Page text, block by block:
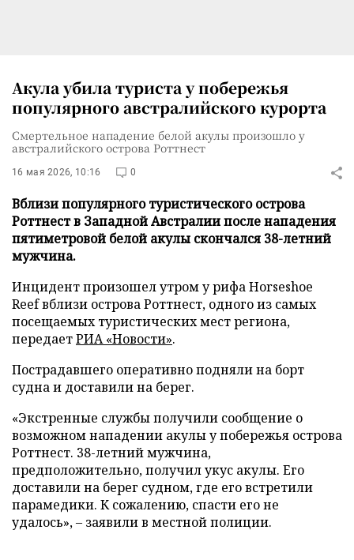
Акула убила туриста у побережья
популярного австралийского курорта
Смертельное нападение белой акулы произошло у
австралийского острова Роттнест
16 мая 2026, 10:16 0
Вблизи популярного туристического острова
Роттнест в Западной Австралии после нападения
пятиметровой белой акулы скончался 38-летний
мужчина.
Инцидент произошел утром у рифа Horseshoe
Reef вблизи острова Роттнест, одного из самых
посещаемых туристических мест региона,
передаетРИА «Новости».
Пострадавшего оперативно подняли на борт
судна и доставили на берег.
«Экстренные службы получили сообщение о
возможном нападении акулы у побережья острова
Роттнест. 38-летний мужчина,
предположительно, получил укус акулы. Его
доставили на берег судном, где его встретили
парамедики. К сожалению, спасти его не
удалось», – заявили в местной полиции.